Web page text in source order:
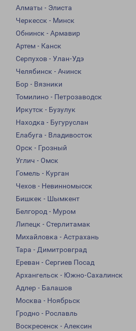
Алматы - Элиста
Черкесск - Минск
Обнинск - Армавир
Артем - Канск
Серпухов - Улан-Удэ
Челябинск - Ачинск
Бор - Вязники
Томилино - Петрозаводск
Иркутск - Бузулук
Находка - Бугуруслан
Елабуга - Владивосток
Орск - Грозный
Углич - Омск
Гомель - Курган
Чехов - Невинномысск
Бишкек - Шымкент
Белгород - Муром
Липецк - Стерлитамак
Михайловка - Астрахань
Тара - Димитровград
Ереван - Сергиев Посад
Архангельск - Южно-Сахалинск
Адлер - Балашов
Москва - Ноябрьск
Гродно - Рославль
Воскресенск - Алексин